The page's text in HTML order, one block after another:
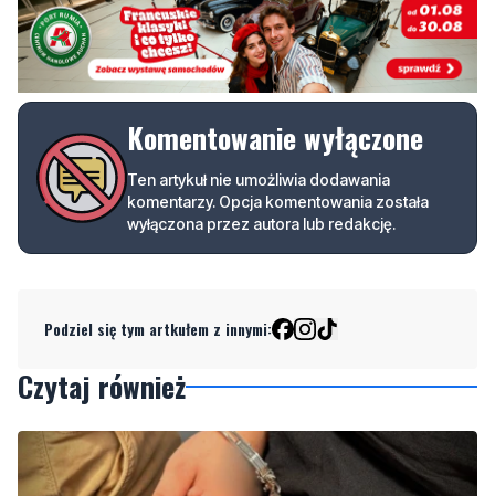
Komentowanie wyłączone
Ten artykuł nie umożliwia dodawania
wyłączona przez autora lub redakcję.
Podziel się tym artkułem z innymi: